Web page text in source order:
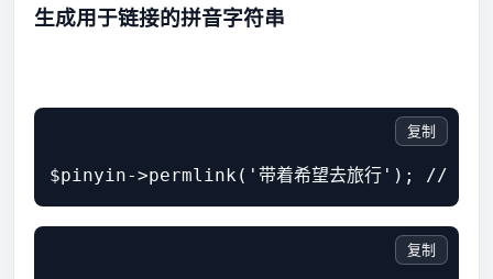
生成用于链接的拼音字符串
$pinyin->permlink('带着希望去旅行'); //
复制
复制